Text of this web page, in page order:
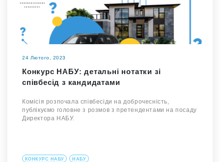
24 Лютого, 2023
Конкурс НАБУ: детальні нотатки зі
співбесід з кандидатами
Комісія розпочала співбесіди на доброчесність,
публікуємо головне з розмов з претендентами на посаду
Директора НАБУ.
КОНКУРС НАБУ НАБУ